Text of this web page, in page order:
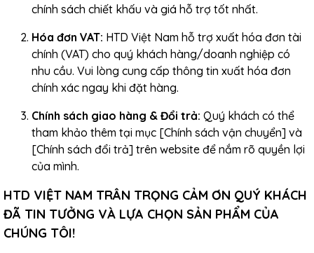
chính sách chiết khấu và giá hỗ trợ tốt nhất.
Hóa đơn VAT: HTD Việt Nam hỗ trợ xuất hóa đơn tài
chính (VAT) cho quý khách hàng/doanh nghiệp có
nhu cầu. Vui lòng cung cấp thông tin xuất hóa đơn
chính xác ngay khi đặt hàng.
Chính sách giao hàng & Đổi trả: Quý khách có thể
tham khảo thêm tại mục [Chính sách vận chuyển] và
[Chính sách đổi trả] trên website để nắm rõ quyền lợi
của mình.
HTD VIỆT NAM TRÂN TRỌNG CẢM ƠN QUÝ KHÁCH
ĐÃ TIN TƯỞNG VÀ LỰA CHỌN SẢN PHẨM CỦA
CHÚNG TÔI!